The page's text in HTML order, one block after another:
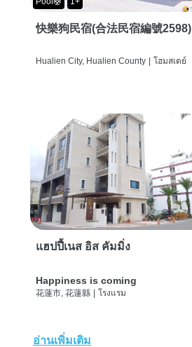
快樂狗民宿(合法民宿編號2598)
Hualien City, Hualien County | โฮมสเตย์
แฮปปี้เนส อิส คัมมิ่ง
Happiness is coming
花蓮市, 花蓮縣 โรงแรม
อ่านเพิ่มเติม